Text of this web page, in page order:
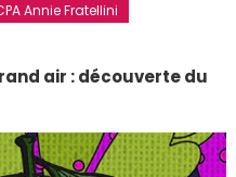
Annie Fratellini
air : découverte du